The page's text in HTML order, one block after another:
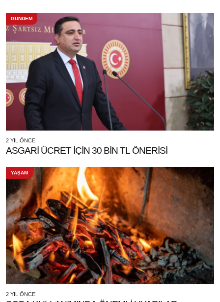
GÜNDEM
2 YIL ÖNCE
ASGARİ ÜCRET İÇİN 30 BİN TL ÖNERİSİ
YAŞAM
2 YIL ÖNCE